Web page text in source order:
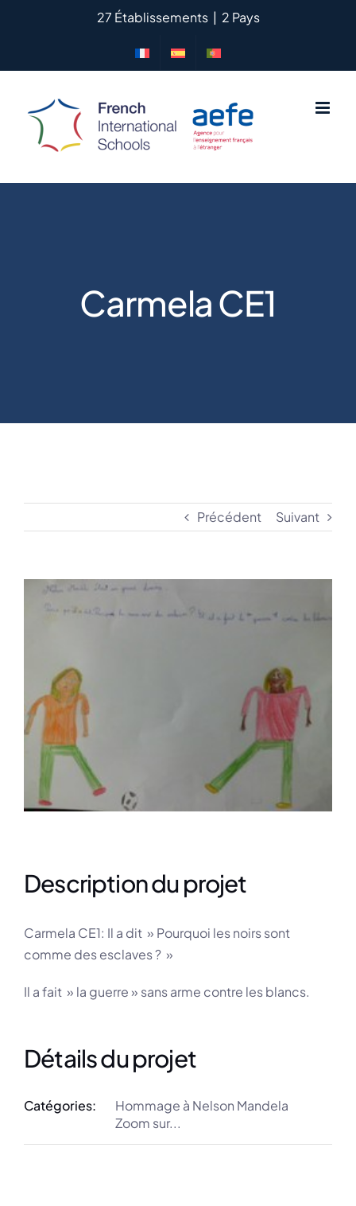
27 Établissements | 2 Pays
Carmela CE1
Précédent Suivant
View
Larger
Description du projet
Carmela CE1: Il a dit » Pourquoi les noirs sont
comme des esclaves ? »
Il a fait » la guerre » sans arme contre les blancs.
Détails du projet
Catégories:
Hommage à Nelson Mandela
Zoom sur...